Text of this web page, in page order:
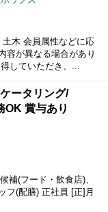
土木 会員属性などに応
容が異なる場合があり
していただき、...
ータリング/
OK 賞与あり
補(フード・飲食店)、
フ(配膳) 正社員 [正]月